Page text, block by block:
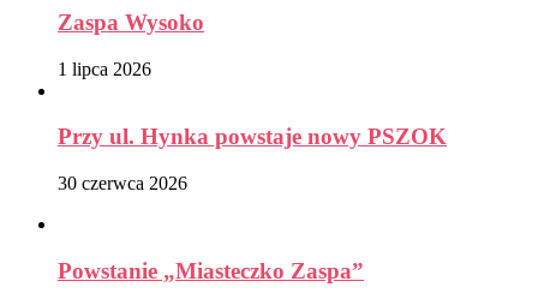
Zaspa Wysoko
1 lipca 2026
Przy ul. Hynka powstaje nowy PSZOK
30 czerwca 2026
Powstanie „Miasteczko Zaspa”